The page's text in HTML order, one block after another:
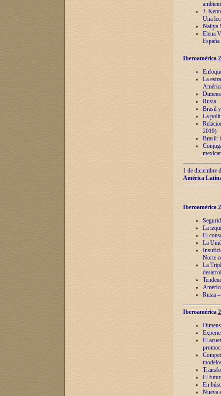
J.
Una
Naílya
Elena
España
Iberoamérica
La
Rusia
Brasil
La
2019)
Brasil:
1 de diciembre
América
Iberoamérica
La
El
La
Norte
La
Rusia
Iberoamérica
El
El
En
Nueva